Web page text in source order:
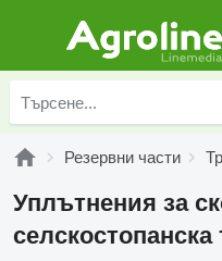
Резервни части
Уплътнения за
селскостопанска